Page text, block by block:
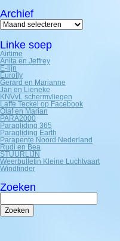
Archief
Archief
Linke soep
Airtime
Anita en Jeffrey
E-lijn
Eurofly
Gerard en Marianne
Jan en Lieneke
KNVvL schermvliegen
Laffe Teckel op Facebook
Olaf en Marian
PARA2000
Paragliding 365
Paragliding Earth
Parapente Noord Nederland
Rudi en Bea
STUURLIJN
Weerbulletin Kleine Luchtvaart
Windfinder
Zoeken
Zoeken
naar: